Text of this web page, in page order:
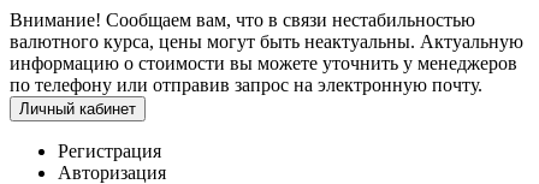
Внимание! Сообщаем вам, что в связи нестабильностью
валютного курса, цены могут быть неактуальны. Актуальную
информацию о стоимости вы можете уточнить у менеджеров
по телефону или отправив запрос на электронную почту.
Личный кабинет
Регистрация
Авторизация